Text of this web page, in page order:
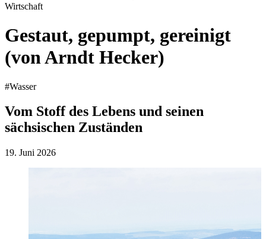
Wirtschaft
Gestaut, gepumpt, gereinigt
(von Arndt Hecker)
#Wasser
Vom Stoff des Lebens und seinen
sächsischen Zuständen
19. Juni 2026